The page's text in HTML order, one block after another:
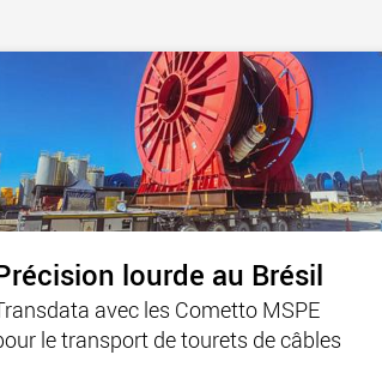
lourde au Brésil
avec les Cometto MSPE
le transport de tourets de câbles